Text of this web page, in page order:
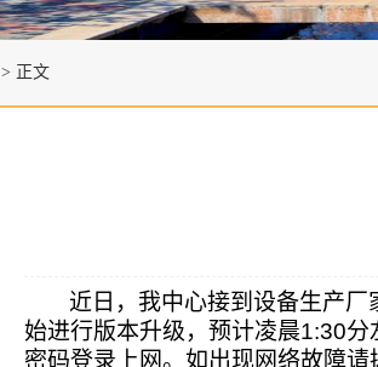
> 正文
近日，我中心接到设备生产
始进行版本升级，预计凌晨1:30分
密码登录上网。如出现网络故障请